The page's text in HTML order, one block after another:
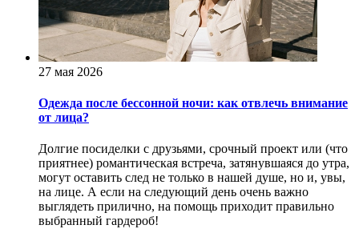
27 мая 2026
Одежда после бессонной ночи: как отвлечь внимание
от лица?
Долгие посиделки с друзьями, срочный проект или (что
приятнее) романтическая встреча, затянувшаяся до утра,
могут оставить след не только в нашей душе, но и, увы,
на лице. А если на следующий день очень важно
выглядеть прилично, на помощь приходит правильно
выбранный гардероб!